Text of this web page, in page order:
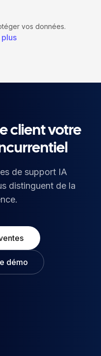
vos données.
plus
client votre
de support IA
distinguent de la
démo